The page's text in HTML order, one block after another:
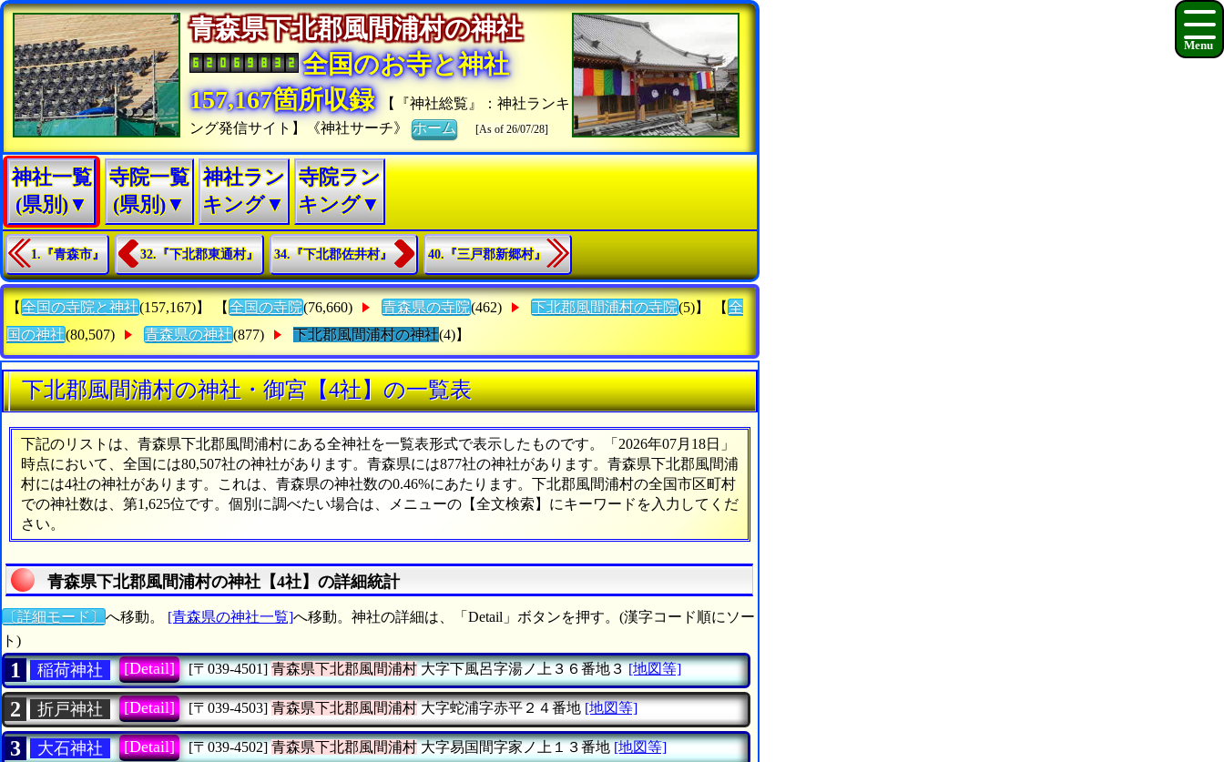
青森県下北郡風間浦村の神社
全国のお寺と神社
157,167箇所収録
【『神社総覧』：神社ランキ
ング発信サイト】《神社サーチ》ホーム [As of 26/07/28]
神社一覧
(県別)▼
寺院一覧
(県別)▼
神社ラン
キング▼
寺院ラン
キング▼
1.『青森市』 32.『下北郡東通村』 34.『下北郡佐井村』 40.『三戸郡新郷村』
【 全国の寺院と神社(157,167)】 【 全国の寺院(76,660) 青森県の寺院(462) 下北郡風間浦村の寺院(5)】 【 全
国の神社(80,507) 青森県の神社(877) 下北郡風間浦村の神社(4)】
下北郡風間浦村の神社・御宮【4社】の一覧表
下記のリストは、青森県下北郡風間浦村にある全神社を一覧表形式で表示したものです。「2026年07月18日」
時点において、全国には80,507社の神社があります。青森県には877社の神社があります。青森県下北郡風間浦
村には4社の神社があります。これは、青森県の神社数の0.46%にあたります。下北郡風間浦村の全国市区町村
での神社数は、第1,625位です。個別に調べたい場合は、メニューの【全文検索】にキーワードを入力してくだ
さい。
青森県下北郡風間浦村の神社【4社】の詳細統計
〔詳細モード〕 へ移動。 [青森県の神社一覧]へ移動。神社の詳細は、「Detail」ボタンを押す。(漢字コード順にソー
ト)
1 稲荷神社 [Detail] [〒039-4501] 青森県下北郡風間浦村大字下風呂字湯ノ上３６番地３ [地図等]
2 折戸神社 [Detail] [〒039-4503] 青森県下北郡風間浦村大字蛇浦字赤平２４番地 [地図等]
3 大石神社 [Detail] [〒039-4502] 青森県下北郡風間浦村大字易国間字家ノ上１３番地 [地図等]